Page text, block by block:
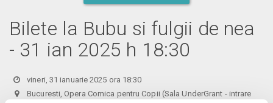
Bilete la Bubu si fulgii de nea
- 31 ian 2025 h 18:30
vineri, 31 ianuarie 2025 ora 18:30
Bucuresti, Opera Comica pentru Copii (Sala UnderGrant - intrare